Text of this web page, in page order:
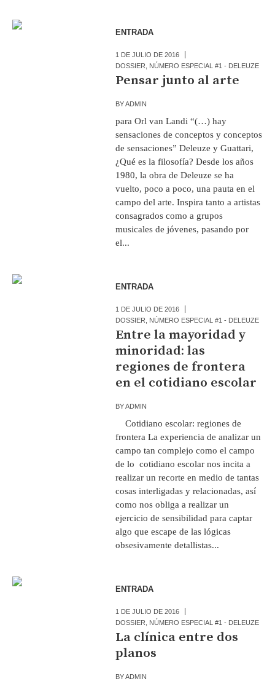
ENTRADA
1 DE JULIO DE 2016
DOSSIER
NÚMERO ESPECIAL #1 - DELEUZE
Pensar junto al arte
BYADMIN
para Orl van Landi “(…) hay
sensaciones de conceptos y conceptos
de sensaciones” Deleuze y Guattari,
¿Qué es la filosofía? Desde los años
1980, la obra de Deleuze se ha
vuelto, poco a poco, una pauta en el
campo del arte. Inspira tanto a artistas
consagrados como a grupos
musicales de jóvenes, pasando por
el...
ENTRADA
1 DE JULIO DE 2016
DOSSIER
NÚMERO ESPECIAL #1 - DELEUZE
Entre la mayoridad y
minoridad: las
regiones de frontera
en el cotidiano escolar
BYADMIN
Cotidiano escolar: regiones de
frontera La experiencia de analizar un
campo tan complejo como el campo
de lo cotidiano escolar nos incita a
realizar un recorte en medio de tantas
cosas interligadas y relacionadas, así
como nos obliga a realizar un
ejercicio de sensibilidad para captar
algo que escape de las lógicas
obsesivamente detallistas...
ENTRADA
1 DE JULIO DE 2016
DOSSIER
NÚMERO ESPECIAL #1 - DELEUZE
La clínica entre dos
planos
BYADMIN